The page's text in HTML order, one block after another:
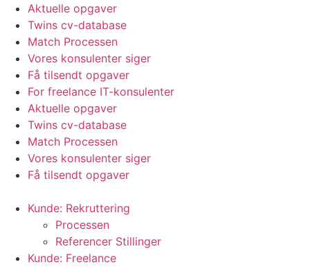
Aktuelle opgaver
Twins cv-database
Match Processen
Vores konsulenter siger
Få tilsendt opgaver
For freelance IT-konsulenter
Aktuelle opgaver
Twins cv-database
Match Processen
Vores konsulenter siger
Få tilsendt opgaver
Kunde: Rekruttering
Processen
Referencer Stillinger
Kunde: Freelance